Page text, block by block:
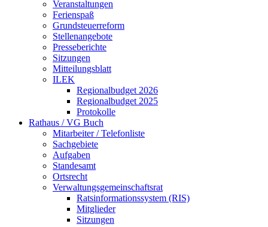
Veranstaltungen
Ferienspaß
Grundsteuerreform
Stellenangebote
Presseberichte
Sitzungen
Mitteilungsblatt
ILEK
Regionalbudget 2026
Regionalbudget 2025
Protokolle
Rathaus / VG Buch
Mitarbeiter / Telefonliste
Sachgebiete
Aufgaben
Standesamt
Ortsrecht
Verwaltungsgemeinschaftsrat
Ratsinformationssystem (RIS)
Mitglieder
Sitzungen